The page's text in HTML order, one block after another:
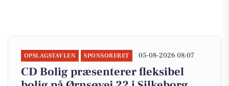
OPSLAGSTAVLEN SPONSORERET 05-08-2026 08:07
CD Bolig præsenterer fleksibel